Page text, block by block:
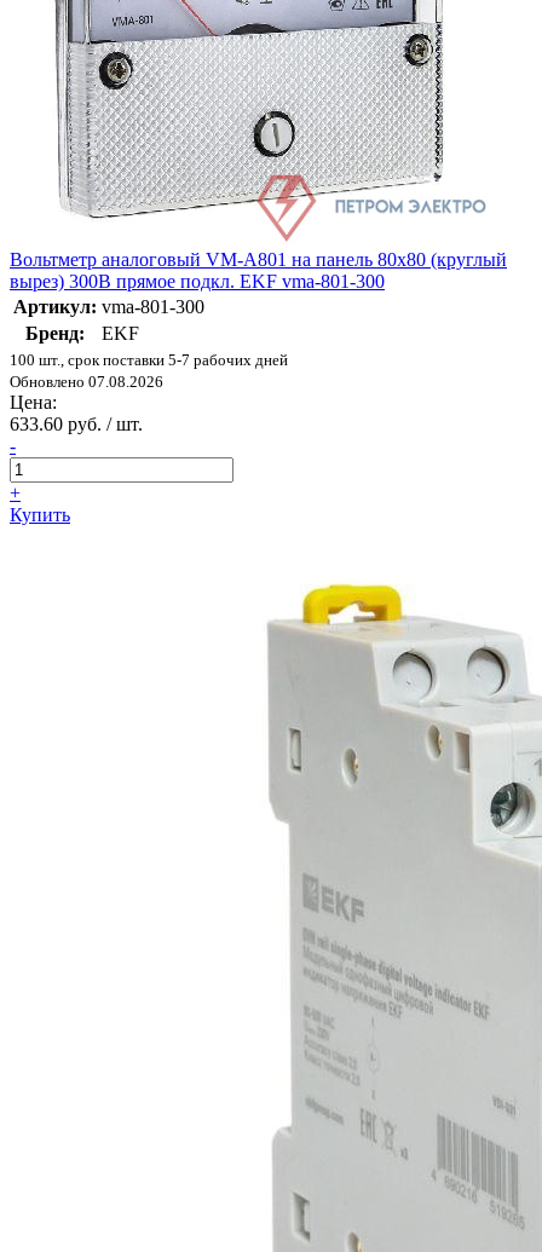
Вольтметр аналоговый VM-A801 на панель 80х80 (круглый
вырез) 300В прямое подкл. EKF vma-801-300
Артикул: vma-801-300
Бренд:
EKF
100 шт., срок поставки 5-7 рабочих дней
Обновлено 07.08.2026
Цена:
633.60 руб. / шт.
-
+
Купить